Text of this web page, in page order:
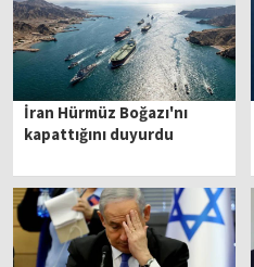
İran Hürmüz Boğazı'nı
kapattığını duyurdu